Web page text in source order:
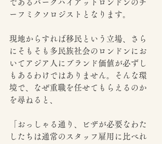
であるパークハイアットロンドンのチ
ーフミクソロジストとなります。
現地からすれば移民という立場、さら
にそもそも多民族社会のロンドンにお
いてアジア人にブランド価値が必ずし
もあるわけではありません。そんな環
境で、なぜ重職を任せてもらえるのか
を尋ねると、
「おっしゃる通り、ビザが必要なわた
したちは通常のスタッフ雇用に比べれ